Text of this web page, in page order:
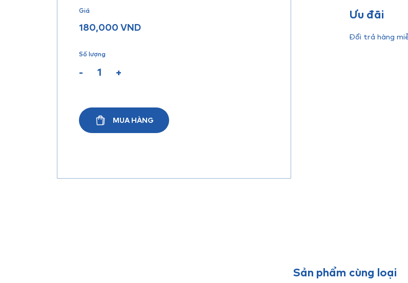
Giá
180,000 VND
Số lượng
- +
MUA HÀNG
Ưu đãi
Đổi trả hàng
Sản phẩm cùng loại